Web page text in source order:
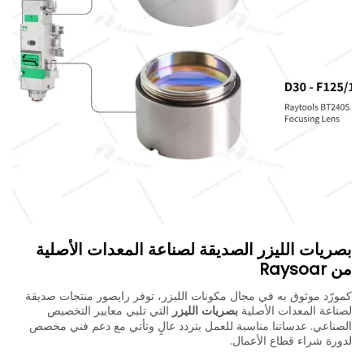
بصريات الليزر الصديقة لصناعة المعدات الأصلية
من Raysoar
كمورّد موثوق به في مجال مكونات الليزر، توفر رايصور منتجات صديقة
لصناعة المعدات الأصلية بصريات الليزر التي تلبي معايير التخصيص
الصناعي. عدساتنا مناسبة للعمل بتردد عالٍ وتأتي مع دعم فني مخصص
لدورة شراء قطاع الأعمال.